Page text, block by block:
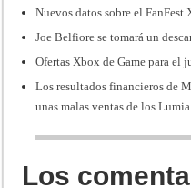
Nuevos datos sobre el FanFest
Joe Belfiore se tomará un
Ofertas Xbox de Game para el
Los resultados financieros de
unas malas ventas de los Lumia
Los